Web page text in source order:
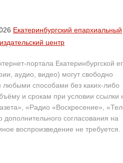
Екатеринбургский епархиальный
центр
портала Екатеринбургской
аудио, видео) могут свободно
любыми способами без каких-либо
и срокам при условии ссылки
«Радио «Воскресение»,
дополнительного согласования на
воспроизведение не требуется.